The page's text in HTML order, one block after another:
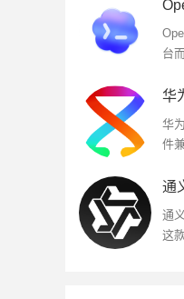
台
能
华
件
代
通
这